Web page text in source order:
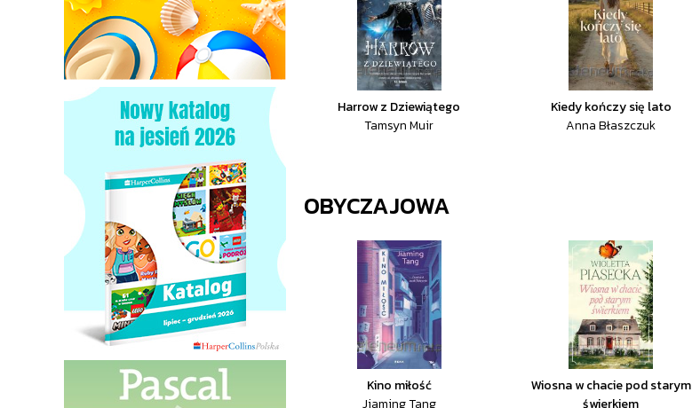
Harrow z Dziewiątego
Tamsyn Muir
Kiedy kończy się lato
Anna Błaszczuk
OBYCZAJOWA
Kino miłość
Jiaming Tang
Wiosna w chacie pod starym
świerkiem